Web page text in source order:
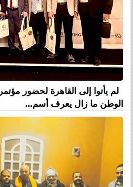
لم يأتوا إلى القاهرة لحضور
الوطن ما زال يعرف أسم...